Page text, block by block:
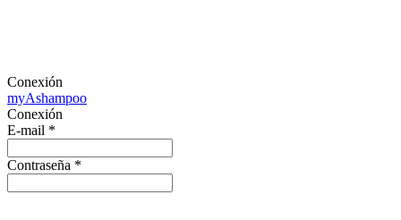
Conexión
myAshampoo
Conexión
E-mail *
Contraseña *